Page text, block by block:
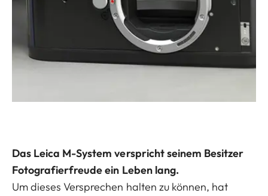
Das Leica M-System verspricht seinem Besitzer
Fotografierfreude ein Leben lang.
Um dieses Versprechen halten zu können, hat